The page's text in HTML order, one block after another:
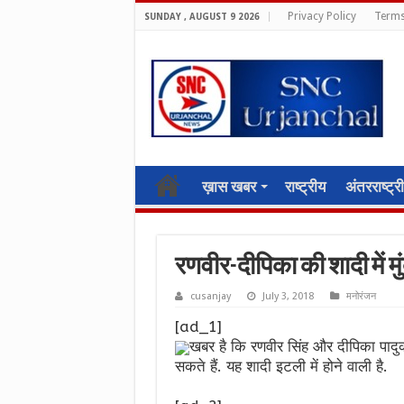
SUNDAY , AUGUST 9 2026 Privacy Policy
ख़ास खबर राष्ट्रीय
रणवीर-दीपिका की शादी में
cusanjay July 3, 2018 मनोरंजन
[ad_1]
खबर है कि रणवीर सिंह और दीपिका
सकते हैं. यह शादी इटली में होने वाली है.